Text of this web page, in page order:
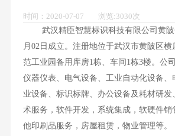
时间：2020-07-07 浏览:3030次
武汉精臣智慧标识科技有限公司黄陂
月02日成立。注册地位于武汉市黄陂区
范工业园备用库房1栋、车间1栋3楼。公
仪器仪表、电气设备、工业自动化设备、
业设备、标识标牌、办公设备及耗材研
术服务，软件开发，系统集成，软硬件销
他印刷品服务，房屋租赁，物业管理等。